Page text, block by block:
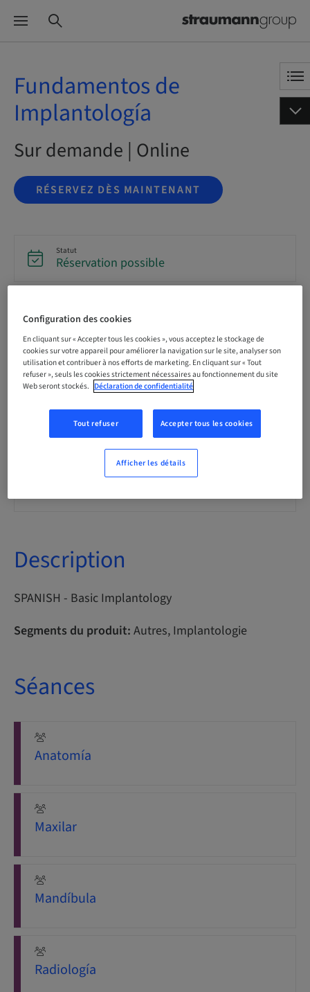
Fundamentos de
Implantología
Sur demande | Online
RÉSERVEZ DÈS MAINTENANT
Statut
Réservation possible
Espagnole
Points
0.00 Points
Méthode de livraison
Cours en ligne
Description
SPANISH - Basic Implantology
Segments du produit: Autres, Implantologie
Séances
Anatomía
Maxilar
Mandíbula
Radiología
Configuration des cookies
En cliquant sur « Accepter tous les cookies », vous acceptez le stockage de
cookies sur votre appareil pour améliorer la navigation sur le site, analyser son
utilisation et contribuer à nos efforts de marketing. En cliquant sur « Tout
refuser », seuls les cookies strictement nécessaires au fonctionnement du site
Web seront stockés. Déclaration de confidentialité
Tout refuser Accepter tous les cookies
Afficher les détails